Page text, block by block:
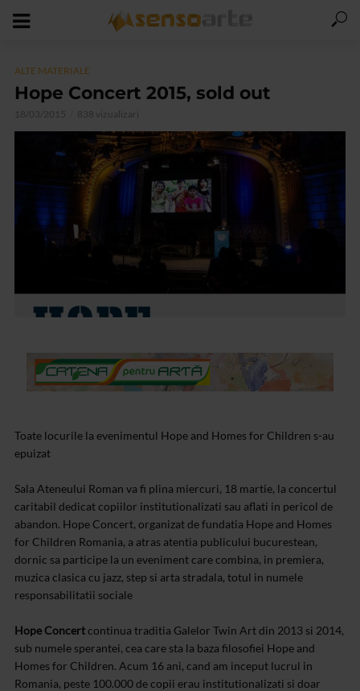
ALTE MATERIALE
Hope Concert 2015, sold out
18/03/2015 838 vizualizari
Toate locurile la evenimentul Hope and Homes for Children s-au
epuizat
Sala Ateneului Roman va fi plina miercuri, 18 martie, la concertul
caritabil dedicat copiilor institutionalizati sau aflati in pericol de
abandon. Hope Concert, organizat de fundatia Hope and Homes
for Children Romania, a atras atentia publicului bucurestean,
dornic sa participe la un eveniment care combina, in premiera,
muzica clasica cu jazz, step si arta stradala, totul in numele
responsabilitatii sociale
Hope Concertcontinua traditia Galelor Twin Art din 2013 si 2014,
sub numele sperantei, cea care sta la baza filosofiei Hope and
Homes for Children. Acum 16 ani, cand am inceput lucrul in
Romania, peste 100.000 de copii erau institutionalizati si doar